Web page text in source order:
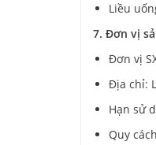
Liều
7. Đơn vị
Đơn vị
Địa chỉ:
Hạn sử
Quy